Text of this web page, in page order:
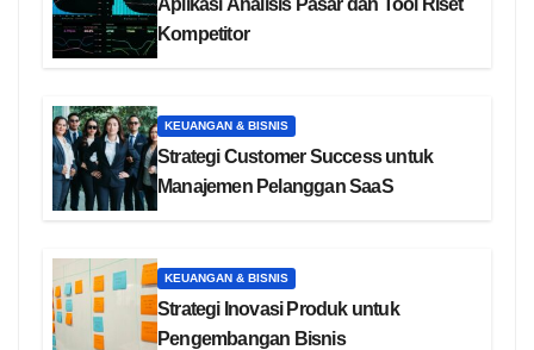
Aplikasi Analisis Pasar dan Tool Riset
Kompetitor
KEUANGAN & BISNIS
Strategi Customer Success untuk
Manajemen Pelanggan SaaS
KEUANGAN & BISNIS
Strategi Inovasi Produk untuk
Pengembangan Bisnis